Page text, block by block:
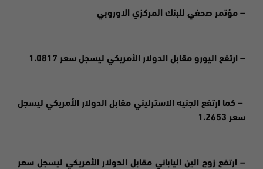
– مؤتمر صحفي للبنك المركزي الاوروبي
– ارتفع اليورو مقابل الدولار الأمريكي ليسجل سعر 1.0817
– كما ارتفع الجنيه الاسترليني مقابل الدولار الأمريكي ليسجل
سعر 1.2653
– ارتفع زوج الين الياباني مقابل الدولار الأمريكي ليسجل سعر